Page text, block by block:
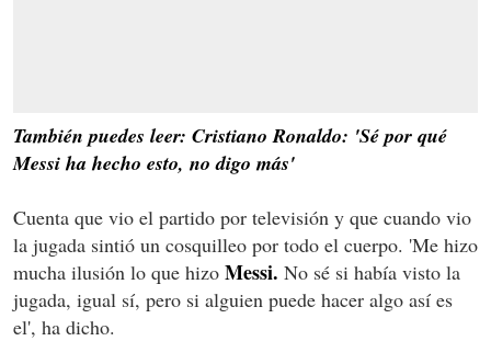
También puedes leer: Cristiano Ronaldo: 'Sé por qué
Messi ha hecho esto, no digo más'
Cuenta que vio el partido por televisión y que cuando vio
la jugada sintió un cosquilleo por todo el cuerpo. 'Me hizo
mucha ilusión lo que hizo Messi. No sé si había visto la
jugada, igual sí, pero si alguien puede hacer algo así es
el', ha dicho.